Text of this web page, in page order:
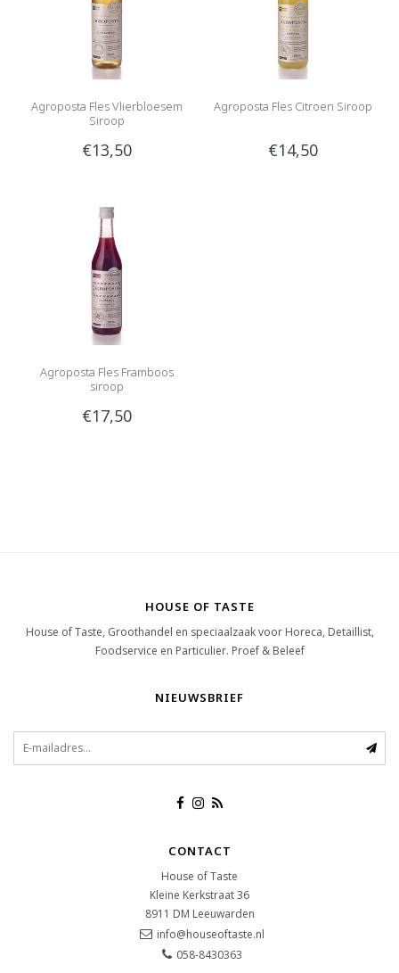
Agroposta Fles Vlierbloesem
Siroop
€13,50
Agroposta Fles Citroen Siroop
€14,50
Agroposta Fles Framboos
siroop
€17,50
HOUSE OF TASTE
House of Taste, Groothandel en speciaalzaak voor Horeca, Detaillist,
Foodservice en Particulier. Proef & Beleef
NIEUWSBRIEF
CONTACT
House of Taste
Kleine Kerkstraat 36
8911 DM Leeuwarden
info@houseoftaste.nl
058-8430363